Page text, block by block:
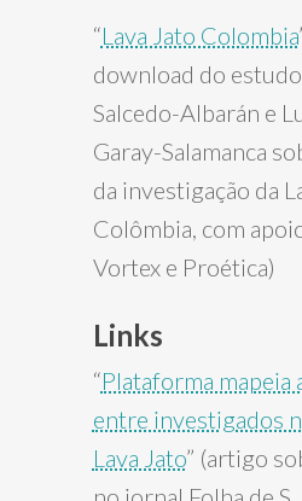
“Lava Jato Colombia
download do
Salcedo-Albarán e
Garay-Salamanca
da investigação da
Colômbia, com
Vortex e Proética)
Links
“Plataforma mapeia
entre investigados
Lava Jato” (artigo